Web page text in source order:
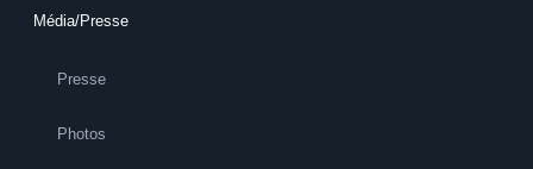
Média/Presse
Presse
Photos